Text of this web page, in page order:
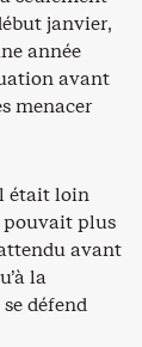
janvier,
année
avant
menacer
était loin
pouvait plus
avant
la
défend